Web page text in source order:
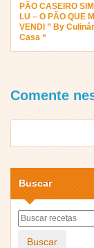
PÃO CASEIRO
LU – O PÃO QUE
VENDI ” By
Casa “
Comente
Buscar
Buscar